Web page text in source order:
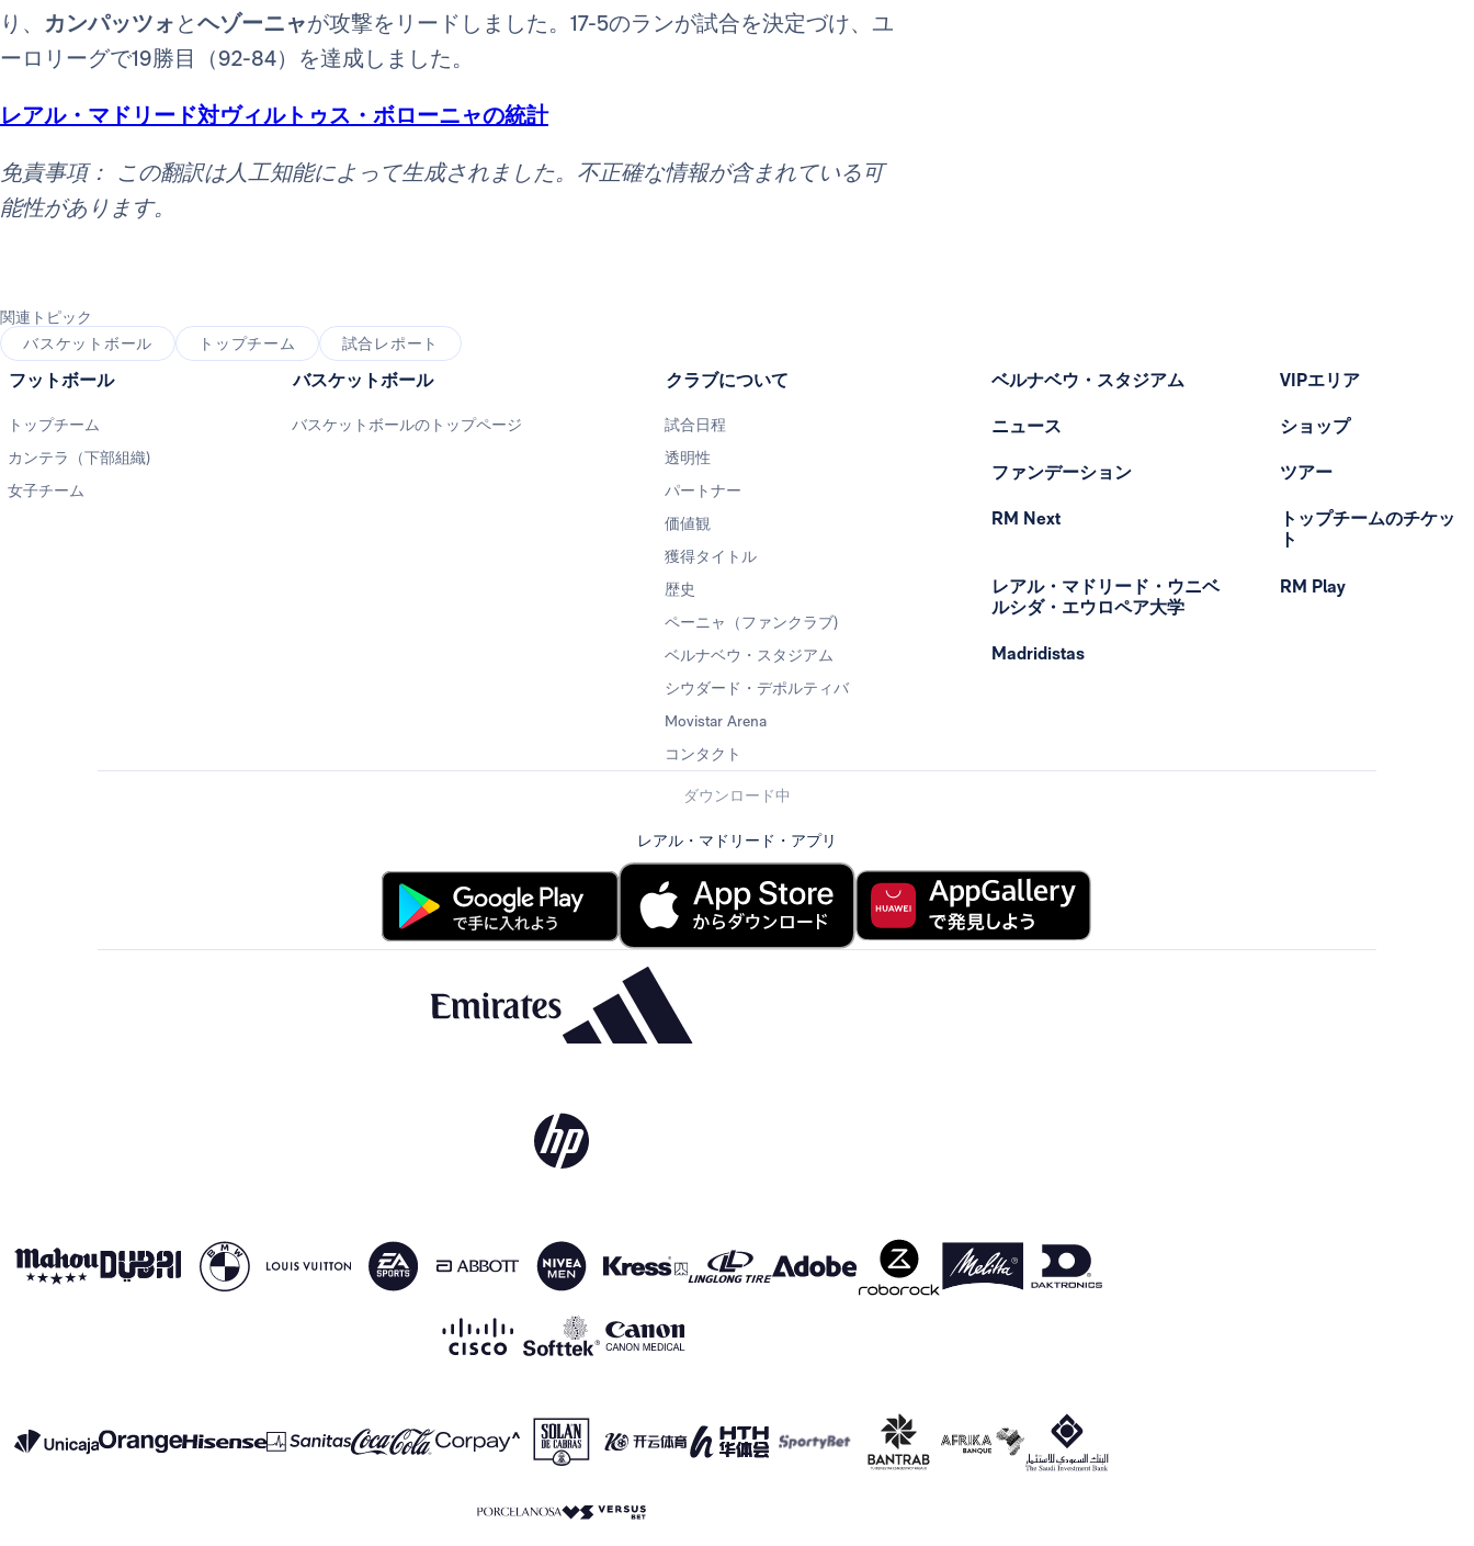
り、 カンパッツォ とヘゾーニャが攻撃をリードしました。17-5のランが試合を決定づけ、ユ
ーロリーグで19勝目（92-84）を達成しました。
レアル・マドリード対ヴィルトゥス・ボローニャの統計
免責事項： この翻訳は人工知能によって生成されました。不正確な情報が含まれている可
能性があります。
関連トピック
バスケットボール
トップチーム 試合レポート
フットボール
トップチーム
カンテラ（下部組織)
女子チーム
バスケットボール
バスケットボールのトップページ
クラブについて
試合日程
透明性
パートナー
価値観
獲得タイトル
歴史
ペーニャ（ファンクラブ)
ベルナベウ・スタジアム
シウダード・デポルティバ
Movistar Arena
コンタクト
ベルナベウ・スタジアム
ニュース
ファンデーション
RM Next
レアル・マドリード・ウニベ
ルシダ・エウロペア大学
Madridistas
VIPエリア
ショップ
ツアー
トップチームのチケッ
ト
RM Play
ダウンロード中
レアル・マドリード・アプリ